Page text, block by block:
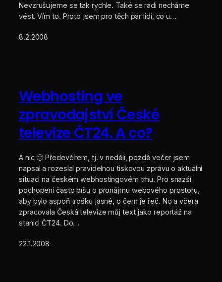
Nevzrušujeme se tak rychle. Také se rádi necháme
vést. Vím to. Proto jsem pro těch pár lidí, co u…
8.2.2008
Webhosting ve
zpravodajství České
televize ČT24. A co?
A nic 🙂 Předevčírem, tj. v neděli, pozdě večer jsem
napsal a rozeslal pravidelnou tiskovou zprávu o aktuální
situaci na českém webhostingovém trhu. Pro snazší
pochopení často píšu o pronájmu webového prostoru,
aby bylo aspoň trošku jasné, o čem je řeč. No a včera
zpracovala Česká televize můj text jako reportáž na
stanici ČT24. Do…
22.1.2008